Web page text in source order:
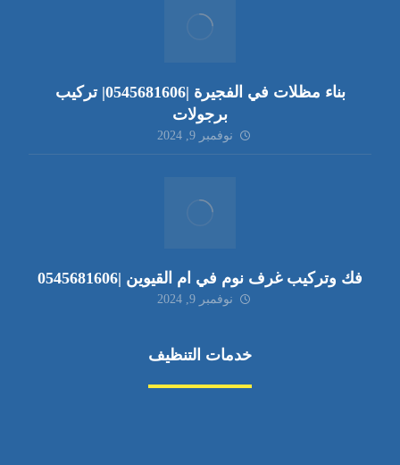
بناء مظلات في الفجيرة |0545681606| تركيب
برجولات
نوفمبر 9, 2024
فك وتركيب غرف نوم في ام القيوين |0545681606
نوفمبر 9, 2024
خدمات التنظيف